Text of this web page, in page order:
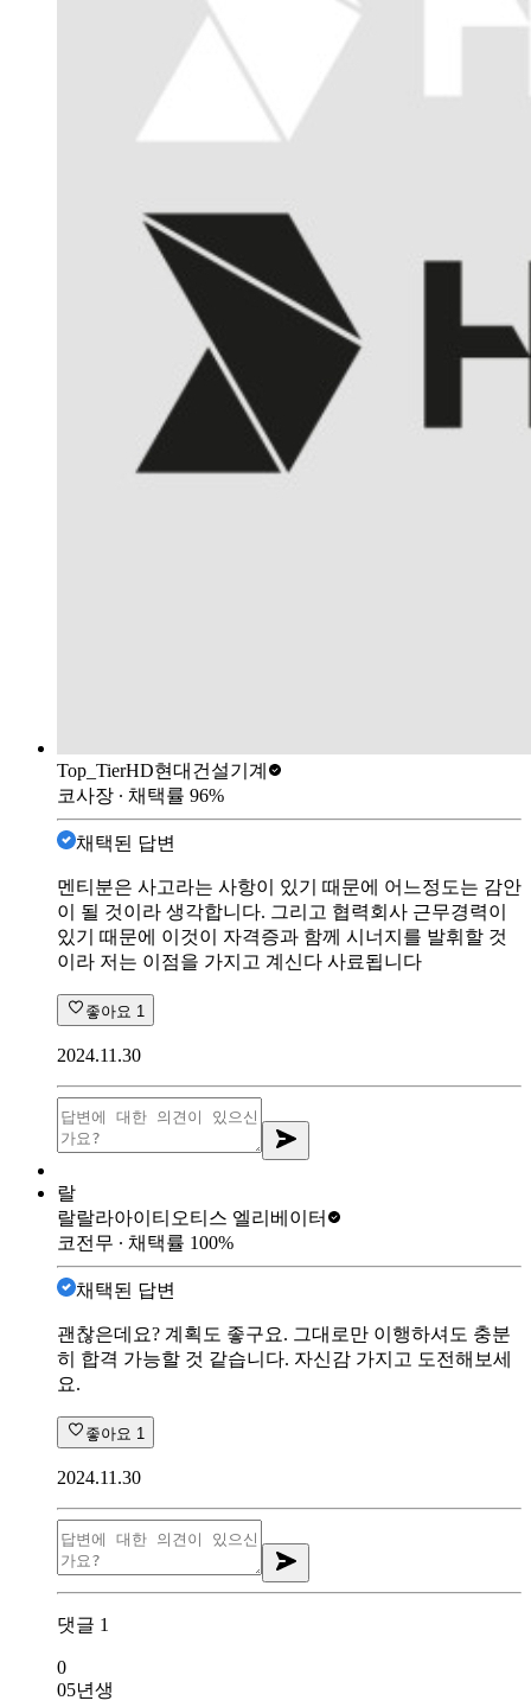
Top_TierHD현대건설기계
코사장 ∙ 채택률 96%
채택된 답변
멘티분은 사고라는 사항이 있기 때문에 어느정도는 감안
이 될 것이라 생각합니다. 그리고 협력회사 근무경력이
있기 때문에 이것이 자격증과 함께 시너지를 발휘할 것
이라 저는 이점을 가지고 계신다 사료됩니다
좋아요 1
2024.11.30
랄
랄랄라아이티 오티스 엘리베이터
코전무 ∙ 채택률 100%
채택된 답변
괜찮은데요? 계획도 좋구요. 그대로만 이행하셔도 충분
히 합격 가능할 것 같습니다. 자신감 가지고 도전해보세
요.
좋아요 1
2024.11.30
댓글 1
0
05년생